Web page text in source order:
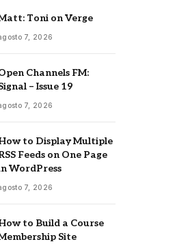
Toni on Verge
7, 2026
Channels FM:
– Issue 19
7, 2026
to Display Multiple
Feeds on One Page
WordPress
7, 2026
to Build a Course
Site